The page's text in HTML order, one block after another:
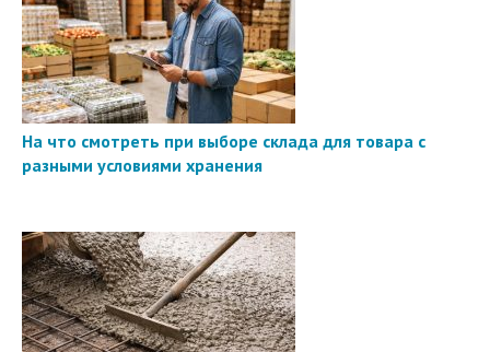
На что смотреть при выборе склада для товара с
разными условиями хранения